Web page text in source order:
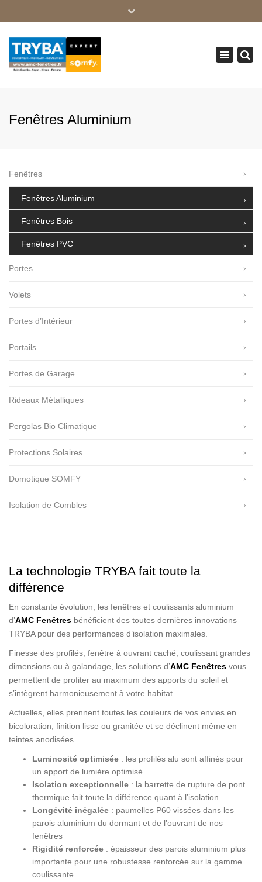
serviceclient@amc-fenetres.fr
Toggle
Fenêtres Aluminium
Fenêtres
Fenêtres Aluminium
Fenêtres Bois
Fenêtres PVC
Portes
Volets
Portes d’Intérieur
Portails
Portes de Garage
Rideaux Métalliques
Pergolas Bio Climatique
Protections Solaires
Domotique SOMFY
Isolation de Combles
La technologie TRYBA fait toute la
différence
En constante évolution, les fenêtres et coulissants aluminium
d’AMC Fenêtres bénéficient des toutes dernières innovations
TRYBA pour des performances d’isolation maximales.
Finesse des profilés, fenêtre à ouvrant caché, coulissant grandes
dimensions ou à galandage, les solutions d’AMC Fenêtres vous
permettent de profiter au maximum des apports du soleil et
s’intègrent harmonieusement à votre habitat.
Actuelles, elles prennent toutes les couleurs de vos envies en
bicoloration, finition lisse ou granitée et se déclinent même en
teintes anodisées.
Luminosité optimisée : les profilés alu sont affinés pour
un apport de lumière optimisé
Isolation exceptionnelle : la barrette de rupture de pont
thermique fait toute la différence quant à l’isolation
Longévité inégalée : paumelles P60 vissées dans les
parois aluminium du dormant et de l’ouvrant de nos
fenêtres
Rigidité renforcée : épaisseur des parois aluminium plus
importante pour une robustesse renforcée sur la gamme
coulissante